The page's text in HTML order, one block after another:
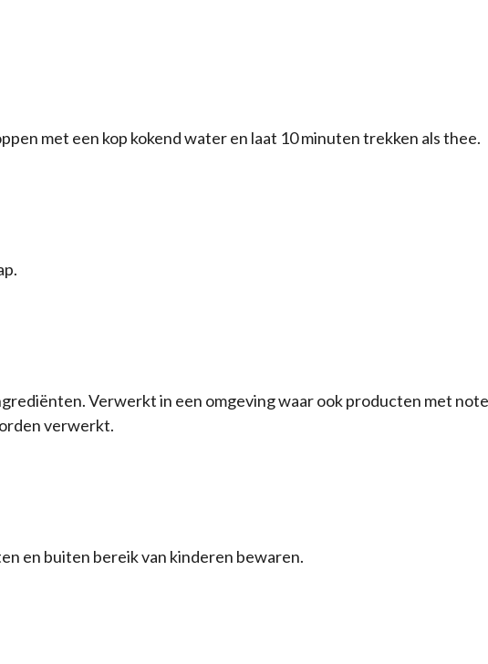
met een kop kokend water en laat 10 minuten trekken als thee.
Verwerkt in een omgeving waar ook producten met
verwerkt.
en buiten bereik van kinderen bewaren.